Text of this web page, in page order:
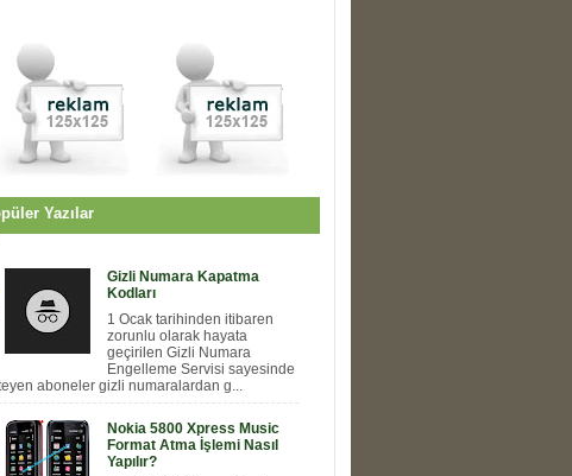
Yazılar
Gizli Numara Kapatma
Kodları
1 Ocak tarihinden itibaren
zorunlu olarak hayata
geçirilen Gizli Numara
Engelleme Servisi sayesinde
aboneler gizli numaralardan g...
Nokia 5800 Xpress Music
Format Atma İşlemi Nasıl
Yapılır?